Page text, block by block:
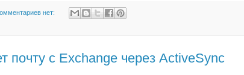
нет:
почту с Exchange через ActiveSync